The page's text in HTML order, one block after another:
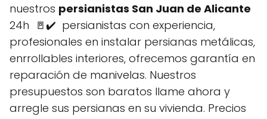
nuestros persianistas San Juan de Alicante
24h 🚪✔️ persianistas con experiencia,
profesionales en instalar persianas metálicas,
enrrollables interiores, ofrecemos garantía en
reparación de manivelas. Nuestros
presupuestos son baratos llame ahora y
arregle sus persianas en su vivienda. Precios